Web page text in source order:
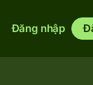
Đăng nhập